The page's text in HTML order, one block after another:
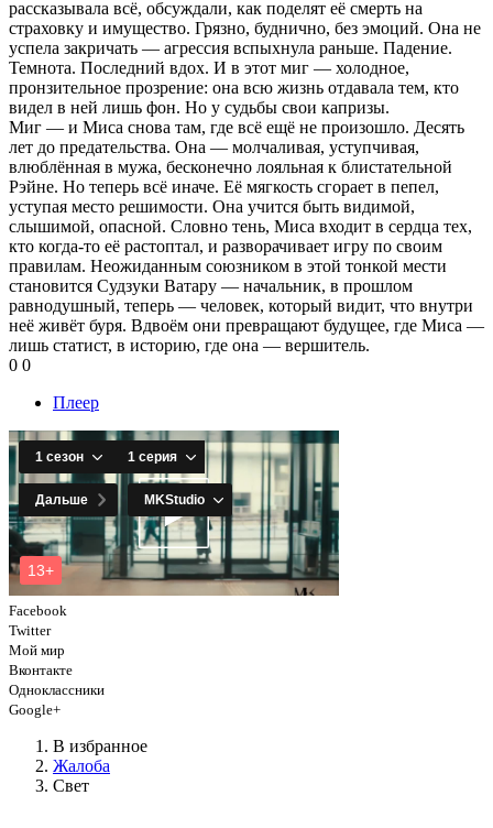
рассказывала всё, обсуждали, как поделят её смерть на
страховку и имущество. Грязно, буднично, без эмоций. Она не
успела закричать — агрессия вспыхнула раньше. Падение.
Темнота. Последний вдох. И в этот миг — холодное,
пронзительное прозрение: она всю жизнь отдавала тем, кто
видел в ней лишь фон. Но у судьбы свои капризы.
Миг — и Миса снова там, где всё ещё не произошло. Десять
лет до предательства. Она — молчаливая, уступчивая,
влюблённая в мужа, бесконечно лояльная к блистательной
Рэйне. Но теперь всё иначе. Её мягкость сгорает в пепел,
уступая место решимости. Она учится быть видимой,
слышимой, опасной. Словно тень, Миса входит в сердца тех,
кто когда-то её растоптал, и разворачивает игру по своим
правилам. Неожиданным союзником в этой тонкой мести
становится Судзуки Ватару — начальник, в прошлом
равнодушный, теперь — человек, который видит, что внутри
неё живёт буря. Вдвоём они превращают будущее, где Миса —
лишь статист, в историю, где она — вершитель.
0 0
Плеер
Facebook
Twitter
Мой мир
Вконтакте
Одноклассники
Google+
В избранное
Жалоба
Свет